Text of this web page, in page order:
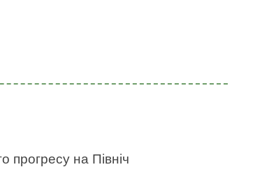
прогресу на Північ